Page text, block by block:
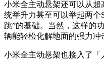
小米全主动悬架还可以从超
统举升力甚至可以举起两个
跳”的基础。当然，这样的
辆能轻松化解地面的强力冲
小米全主动悬架也接入了